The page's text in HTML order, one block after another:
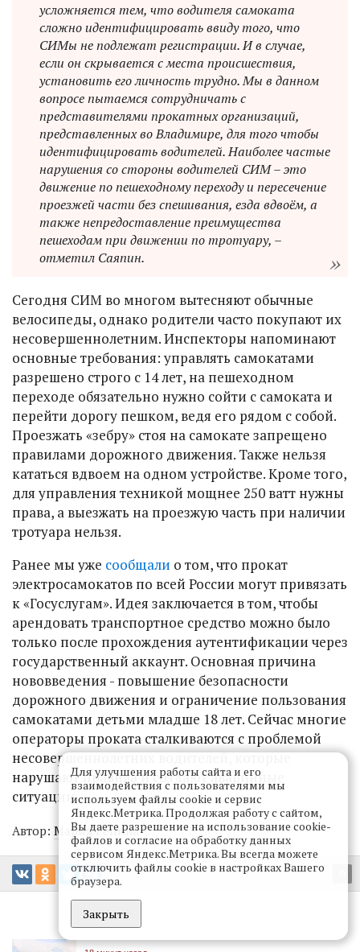
усложняется тем, что водителя самоката
сложно идентифицировать ввиду того, что
СИМы не подлежат регистрации. И в случае,
если он скрывается с места происшествия,
установить его личность трудно. Мы в данном
вопросе пытаемся сотрудничать с
представителями прокатных организаций,
представленных во Владимире, для того чтобы
идентифицировать водителей. Наиболее частые
нарушения со стороны водителей СИМ – это
движение по пешеходному переходу и пересечение
проезжей части без спешивания, езда вдвоём, а
также непредоставление преимущества
пешеходам при движении по тротуару, –
отметил Саяпин.
Сегодня СИМ во многом вытесняют обычные
велосипеды, однако родители часто покупают их
несовершеннолетним. Инспекторы напоминают
основные требования: управлять самокатами
разрешено строго с 14 лет, на пешеходном
переходе обязательно нужно сойти с самоката и
перейти дорогу пешком, ведя его рядом с собой.
Проезжать «зебру» стоя на самокате запрещено
правилами дорожного движения. Также нельзя
кататься вдвоем на одном устройстве. Кроме того,
для управления техникой мощнее 250 ватт нужны
права, а выезжать на проезжую часть при наличии
тротуара нельзя.
Ранее мы уже сообщали о том, что прокат
электросамокатов по всей России могут привязать
к «Госуслугам». Идея заключается в том, чтобы
арендовать транспортное средство можно было
только после прохождения аутентификации через
государственный аккаунт. Основная причина
нововведения - повышение безопасности
дорожного движения и ограничение пользования
самокатами детьми младше 18 лет. Сейчас многие
операторы проката сталкиваются с проблемой
несовершеннолетних водителей, которые
нарушают правила и создают аварийные
ситуации.
Автор: Мария Репина
Для улучшения работы сайта и его
взаимодействия с пользователями мы
используем файлы cookie и сервис
Яндекс.Метрика. Продолжая работу с сайтом,
Вы даете разрешение на использование cookie-
файлов и согласие на обработку данных
сервисом Яндекс.Метрика. Вы всегда можете
отключить файлы cookie в настройках Вашего
браузера.
Закрыть